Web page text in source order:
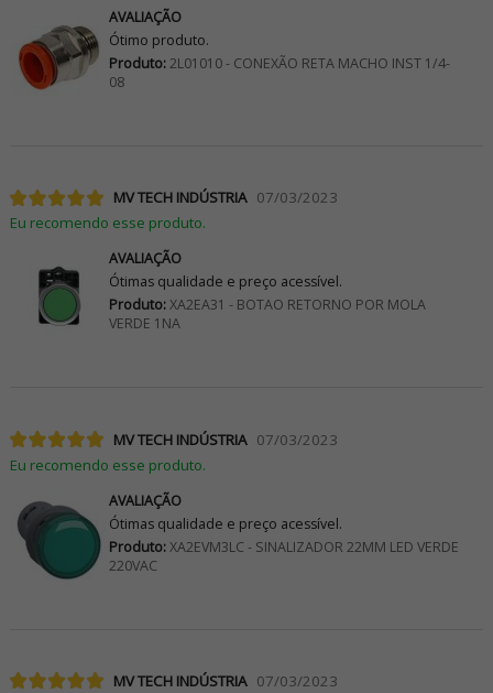
AVALIAÇÃO
Ótimo produto.
Produto:2L01010 - CONEXÃO RETA MACHO INST 1/4-
08
MV TECH INDÚSTRIA 07/03/2023
Eu recomendo esse produto.
AVALIAÇÃO
Ótimas qualidade e preço acessível.
Produto:XA2EA31 - BOTAO RETORNO POR MOLA
VERDE 1NA
MV TECH INDÚSTRIA 07/03/2023
Eu recomendo esse produto.
AVALIAÇÃO
Ótimas qualidade e preço acessível.
Produto:XA2EVM3LC - SINALIZADOR 22MM LED VERDE
220VAC
MV TECH INDÚSTRIA 07/03/2023